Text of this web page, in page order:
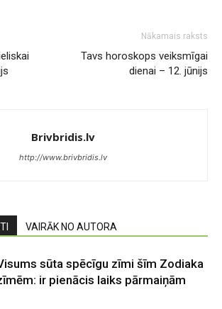
Nākamais raksts
Tavs horoskops veiksmīgai
dienai – 12. jūnijs
Brivbridis.lv
http://www.brivbridis.lv
VAIRĀK NO AUTORA
sūta spēcīgu zīmi šīm Zodiaka
ir pienācis laiks pārmaiņām